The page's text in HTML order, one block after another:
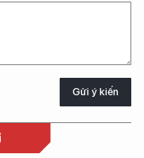
Gửi ý kiến